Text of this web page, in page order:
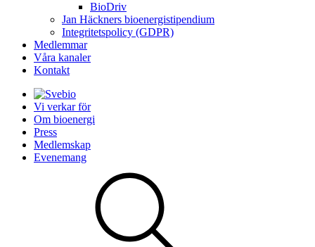
BioDriv
Jan Häckners bioenergistipendium
Integritetspolicy (GDPR)
Medlemmar
Våra kanaler
Kontakt
Vi verkar för
Om bioenergi
Press
Medlemskap
Evenemang